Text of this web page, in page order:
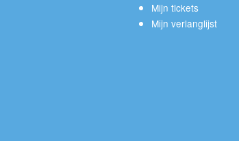
Mijn tickets
Mijn verlanglijst